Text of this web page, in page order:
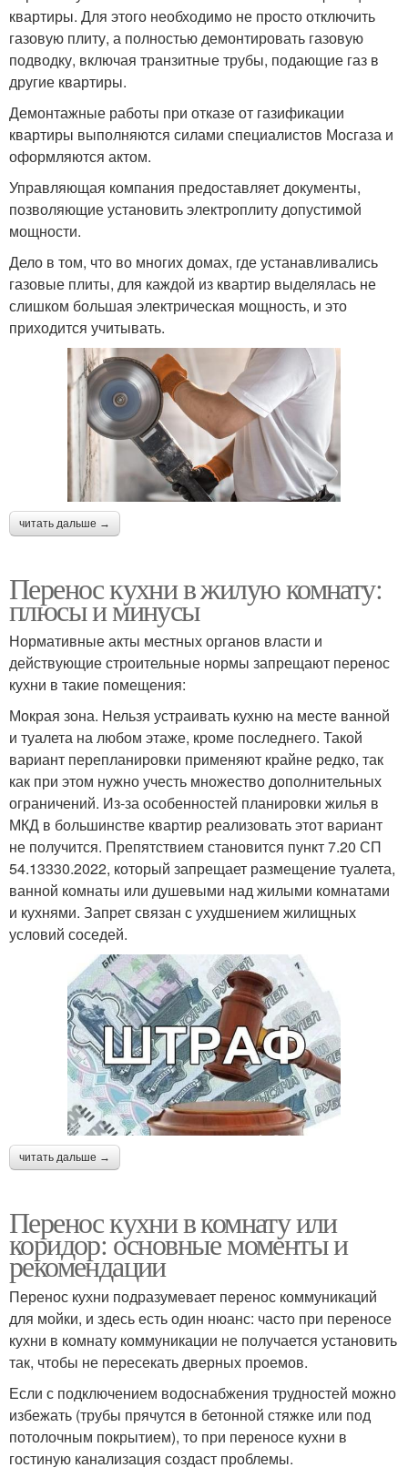
квартиры. Для этого необходимо не просто отключить
газовую плиту, а полностью демонтировать газовую
подводку, включая транзитные трубы, подающие газ в
другие квартиры.
Демонтажные работы при отказе от газификации
квартиры выполняются силами специалистов Мосгаза и
оформляются актом.
Управляющая компания предоставляет документы,
позволяющие установить электроплиту допустимой
мощности.
Дело в том, что во многих домах, где устанавливались
газовые плиты, для каждой из квартир выделялась не
слишком большая электрическая мощность, и это
приходится учитывать.
читать дальше →
Перенос кухни в жилую комнату:
плюсы и минусы
Нормативные акты местных органов власти и
действующие строительные нормы запрещают перенос
кухни в такие помещения:
Мокрая зона. Нельзя устраивать кухню на месте ванной
и туалета на любом этаже, кроме последнего. Такой
вариант перепланировки применяют крайне редко, так
как при этом нужно учесть множество дополнительных
ограничений. Из-за особенностей планировки жилья в
МКД в большинстве квартир реализовать этот вариант
не получится. Препятствием становится пункт 7.20 СП
54.13330.2022, который запрещает размещение туалета,
ванной комнаты или душевыми над жилыми комнатами
и кухнями. Запрет связан с ухудшением жилищных
условий соседей.
читать дальше →
Перенос кухни в комнату или
коридор: основные моменты и
рекомендации
Перенос кухни подразумевает перенос коммуникаций
для мойки, и здесь есть один нюанс: часто при переносе
кухни в комнату коммуникации не получается установить
так, чтобы не пересекать дверных проемов.
Если с подключением водоснабжения трудностей можно
избежать (трубы прячутся в бетонной стяжке или под
потолочным покрытием), то при переносе кухни в
гостиную канализация создаст проблемы.